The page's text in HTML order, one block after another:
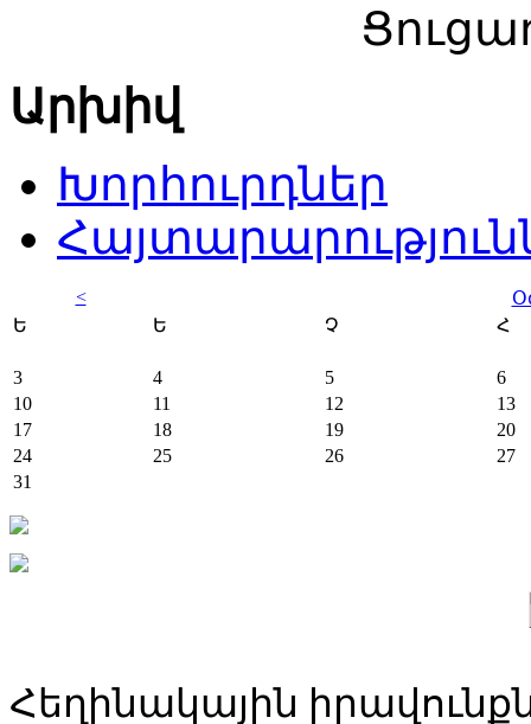
Արխիվ
Խորհուրդներ
<
Ե
Ե Չ Հ
3 4 5
6
10
11 12
13
17
18 19
20
24
25 26
27
31
Հեղինակային